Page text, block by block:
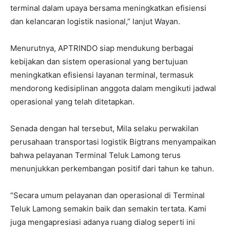
terminal dalam upaya bersama meningkatkan efisiensi
dan kelancaran logistik nasional,” lanjut Wayan.
Menurutnya, APTRINDO siap mendukung berbagai
kebijakan dan sistem operasional yang bertujuan
meningkatkan efisiensi layanan terminal, termasuk
mendorong kedisiplinan anggota dalam mengikuti jadwal
operasional yang telah ditetapkan.
Senada dengan hal tersebut, Mila selaku perwakilan
perusahaan transportasi logistik Bigtrans menyampaikan
bahwa pelayanan Terminal Teluk Lamong terus
menunjukkan perkembangan positif dari tahun ke tahun.
“Secara umum pelayanan dan operasional di Terminal
Teluk Lamong semakin baik dan semakin tertata. Kami
juga mengapresiasi adanya ruang dialog seperti ini